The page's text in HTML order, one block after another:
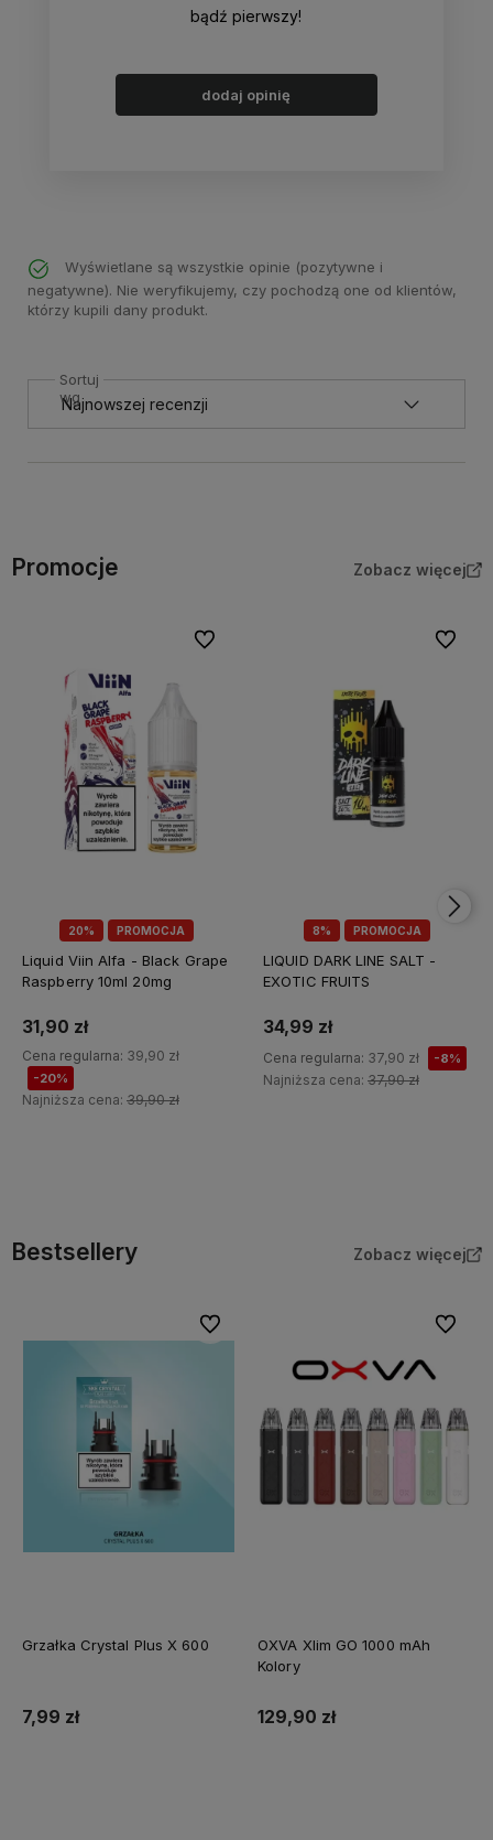
bądź pierwszy!
dodaj opinię
Wyświetlane są wszystkie opinie (pozytywne i
negatywne). Nie weryfikujemy, czy pochodzą one od klientów,
którzy kupili dany produkt.
Sortuj
wg
Promocje Zobacz więcej
20% PROMOCJA
Liquid Viin Alfa - Black Grape
Raspberry 10ml 20mg
31,90 zł
Cena regularna: 39,90 zł
-20%
Najniższa cena: 39,90 zł
Do ulubionych
8% PROMOCJA
LIQUID DARK LINE SALT -
EXOTIC FRUITS
34,99 zł
Cena regularna: 37,90 zł -8%
Najniższa cena: 37,90 zł
Do
Bestsellery Zobacz więcej
Grzałka Crystal Plus X 600
7,99 zł
Do ulubionych
OXVA Xlim GO 1000 mAh
Kolory
129,90 zł
Do